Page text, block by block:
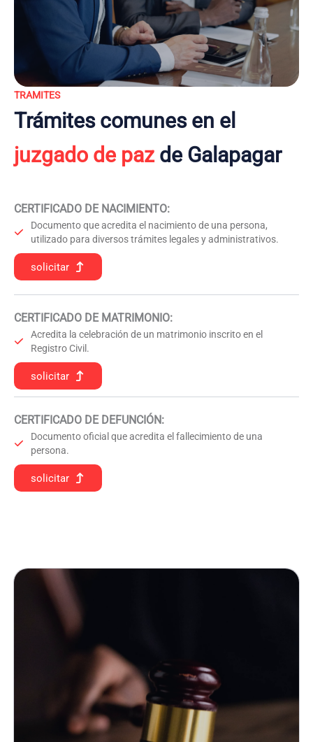
TRAMITES
Trámites comunes en el
juzgado de pazde Galapagar
CERTIFICADO DE NACIMIENTO:
Documento que acredita el nacimiento de una persona,
utilizado para diversos trámites legales y administrativos.
solicitar
CERTIFICADO DE MATRIMONIO:
Acredita la celebración de un matrimonio inscrito en el
Registro Civil.
solicitar
CERTIFICADO DE DEFUNCIÓN:
Documento oficial que acredita el fallecimiento de una
persona.
solicitar